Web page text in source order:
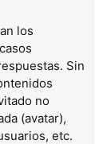
los
Sin
no
(avatar),
etc.